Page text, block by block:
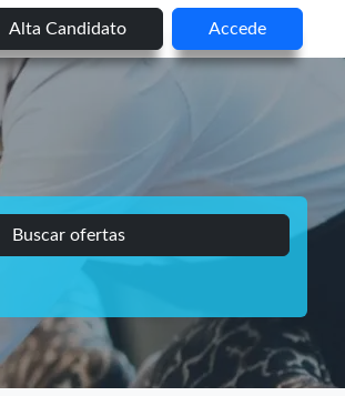
Alta Candidato Accede
Buscar ofertas